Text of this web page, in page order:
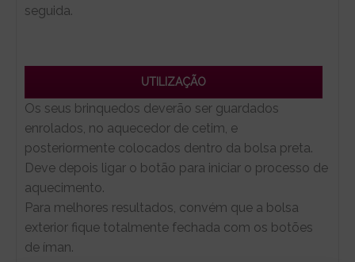
seguida.
UTILIZAÇÃO
Os seus brinquedos deverão ser guardados
enrolados, no aquecedor de cetim, e
posteriormente colocados dentro da bolsa preta.
Deve depois ligar o botão para iniciar o processo de
aquecimento.
Para melhores resultados, convém que a bolsa
exterior fique totalmente fechada com os botões
de íman.